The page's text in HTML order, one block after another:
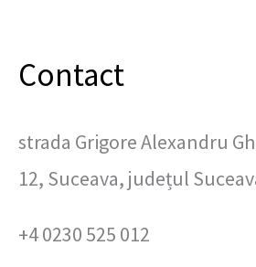
Contact
strada Grigore Alexandru
12, Suceava, județul
+4 0230 525 012